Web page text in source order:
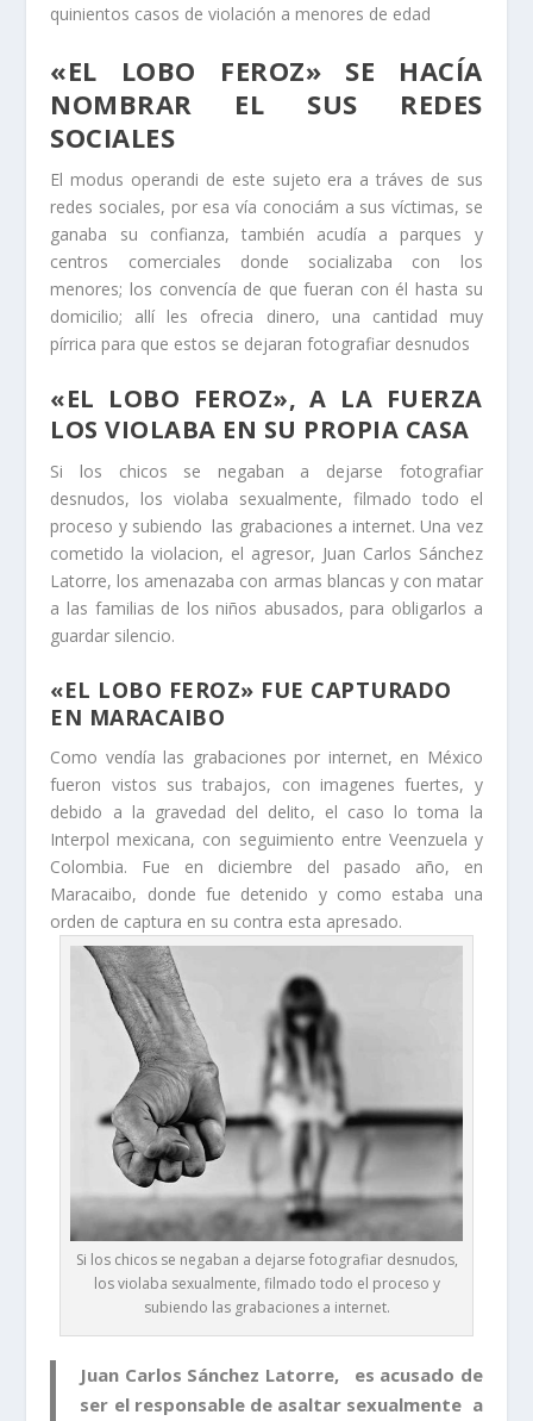
quinientos casos de violación a menores de edad
«EL LOBO FEROZ» SE HACÍA
NOMBRAR EL SUS REDES
SOCIALES
El modus operandi de este sujeto era a tráves de sus
redes sociales, por esa vía conociám a sus víctimas, se
ganaba su confianza, también acudía a parques y
centros comerciales donde socializaba con los
menores; los convencía de que fueran con él hasta su
domicilio; allí les ofrecia dinero, una cantidad muy
pírrica para que estos se dejaran fotografiar desnudos
«EL LOBO FEROZ», A LA FUERZA
LOS VIOLABA EN SU PROPIA CASA
Si los chicos se negaban a dejarse fotografiar
desnudos, los violaba sexualmente, filmado todo el
proceso y subiendo las grabaciones a internet. Una vez
cometido la violacion, el agresor, Juan Carlos Sánchez
Latorre, los amenazaba con armas blancas y con matar
a las familias de los niños abusados, para obligarlos a
guardar silencio.
«EL LOBO FEROZ» FUE CAPTURADO
EN MARACAIBO
Como vendía las grabaciones por internet, en México
fueron vistos sus trabajos, con imagenes fuertes, y
debido a la gravedad del delito, el caso lo toma la
Interpol mexicana, con seguimiento entre Veenzuela y
Colombia. Fue en diciembre del pasado año, en
Maracaibo, donde fue detenido y como estaba una
orden de captura en su contra esta apresado.
Si los chicos se negaban a dejarse fotografiar desnudos,
los violaba sexualmente, filmado todo el proceso y
subiendo las grabaciones a internet.
Juan Carlos Sánchez Latorre, es acusado de
ser el responsable de asaltar sexualmente a